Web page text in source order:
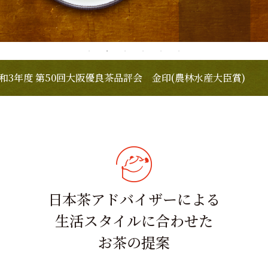
品評会 金印(農林水産大臣賞) 第54回森の茶仕上品
日本茶アドバイザーによる
生活スタイルに合わせた
お茶の提案